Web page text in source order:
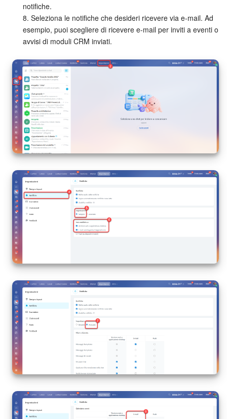
Gestione inventario
Telefonia
Mio profilo
Impostazioni
Enterprise
Bitrix24 On-Premise
Bitrix24 Messenger
Domande generali
INIZIA GRATIS
notifiche.
8. Seleziona le notifiche che desideri ricevere via e-mail. Ad
esempio, puoi scegliere di ricevere e-mail per inviti a eventi o
avvisi di moduli CRM inviati.